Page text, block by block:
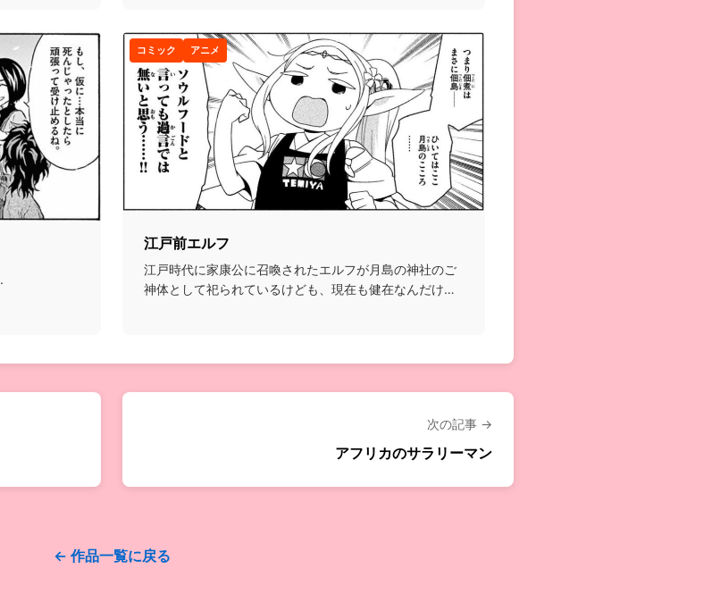
コミック アニメ
江戸前エルフ
江戸時代に家康公に召喚されたエルフが月島の神社のご
神体として祀られているけども、現在も健在なんだけど
次の記事 →
アフリカのサラリーマン
← 作品一覧に戻る